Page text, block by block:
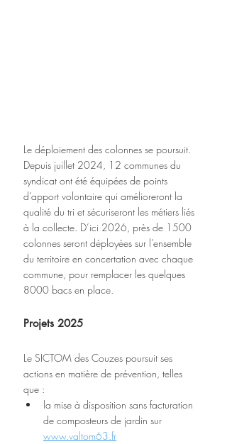
Le déploiement des colonnes se poursuit.
Depuis juillet 2024, 12 communes du
syndicat ont été équipées de points
d’apport volontaire qui amélioreront la
qualité du tri et sécuriseront les métiers liés
à la collecte. D’ici 2026, près de 1500
colonnes seront déployées sur l’ensemble
du territoire en concertation avec chaque
commune, pour remplacer les quelques
8000 bacs en place.
Projets 2025
Le SICTOM des Couzes poursuit ses
actions en matière de prévention, telles
que :
la mise à disposition sans facturation
de composteurs de jardin sur
www.valtom63.fr